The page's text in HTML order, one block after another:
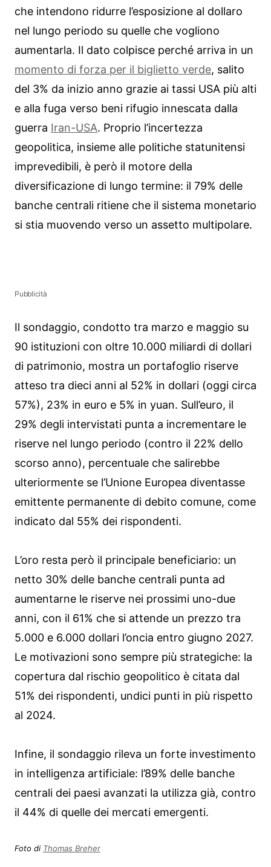
che intendono ridurre l’esposizione al dollaro
nel lungo periodo su quelle che vogliono
aumentarla. Il dato colpisce perché arriva in un
momento di forza per il biglietto verde, salito
del 3% da inizio anno grazie ai tassi USA più alti
e alla fuga verso beni rifugio innescata dalla
guerra Iran-USA. Proprio l’incertezza
geopolitica, insieme alle politiche statunitensi
imprevedibili, è però il motore della
diversificazione di lungo termine: il 79% delle
banche centrali ritiene che il sistema monetario
si stia muovendo verso un assetto multipolare.
Pubblicità
Il sondaggio, condotto tra marzo e maggio su
90 istituzioni con oltre 10.000 miliardi di dollari
di patrimonio, mostra un portafoglio riserve
atteso tra dieci anni al 52% in dollari (oggi circa
57%), 23% in euro e 5% in yuan. Sull’euro, il
29% degli intervistati punta a incrementare le
riserve nel lungo periodo (contro il 22% dello
scorso anno), percentuale che salirebbe
ulteriormente se l’Unione Europea diventasse
emittente permanente di debito comune, come
indicato dal 55% dei rispondenti.
L’oro resta però il principale beneficiario: un
netto 30% delle banche centrali punta ad
aumentarne le riserve nei prossimi uno-due
anni, con il 61% che si attende un prezzo tra
5.000 e 6.000 dollari l’oncia entro giugno 2027.
Le motivazioni sono sempre più strategiche: la
copertura dal rischio geopolitico è citata dal
51% dei rispondenti, undici punti in più rispetto
al 2024.
Infine, il sondaggio rileva un forte investimento
in intelligenza artificiale: l’89% delle banche
centrali dei paesi avanzati la utilizza già, contro
il 44% di quelle dei mercati emergenti.
Foto di Thomas Breher